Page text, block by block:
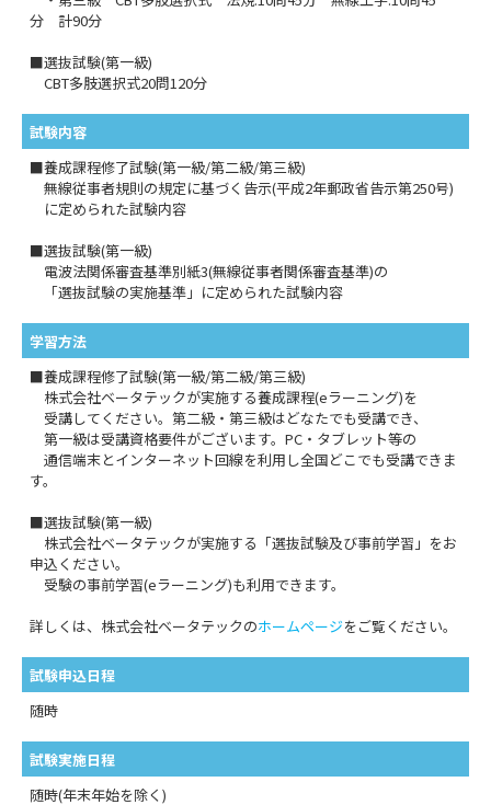
分 計90分
■選抜試験(第一級)
CBT多肢選択式20問120分
試験内容
■養成課程修了試験(第一級/第二級/第三級)
無線従事者規則の規定に基づく告示(平成2年郵政省告示第250号)
に定められた試験内容
■選抜試験(第一級)
電波法関係審査基準別紙3(無線従事者関係審査基準)の
「選抜試験の実施基準」に定められた試験内容
学習方法
■養成課程修了試験(第一級/第二級/第三級)
株式会社ベータテックが実施する養成課程(eラーニング)を
受講してください。第二級・第三級はどなたでも受講でき、
第一級は受講資格要件がございます。PC・タブレット等の
通信端末とインターネット回線を利用し全国どこでも受講できま
す。
■選抜試験(第一級)
株式会社ベータテックが実施する「選抜試験及び事前学習」をお
申込ください。
受験の事前学習(eラーニング)も利用できます。
詳しくは、株式会社ベータテックのホームページをご覧ください。
試験申込日程
随時
試験実施日程
随時(年末年始を除く)